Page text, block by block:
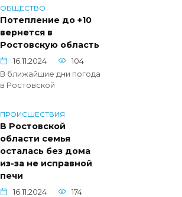
ОБЩЕСТВО
Потепление до +10
вернется в
Ростовскую область
16.11.2024
104
В ближайшие дни погода
в Ростовской
ПРОИСШЕСТВИЯ
В Ростовской
области семья
осталась без дома
из-за не исправной
печи
16.11.2024
174